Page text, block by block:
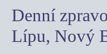
Denní
Lípu, Nový